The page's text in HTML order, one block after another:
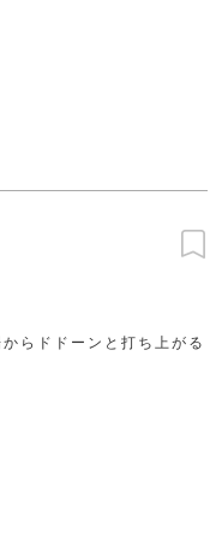
らドドーンと打ち上がる